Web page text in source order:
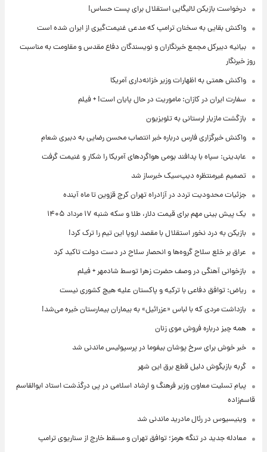
درخواست بازیکن لالیگایی استقلال برای پست حساس!
واکنش بقایی به سخنان ترامپ که مدعی غنیمت‌گیری از ایران شده است
بیانیه دبیرکل مجمع خبرنگاران و نویسندگان دفاع مقدس و مقاومت به مناسبت
روز خبرنگار
واکنش همتی به اظهارات وزیر خزانه‌داری آمریکا
سفارت ایران در کازان: ماموریت در حال پایان است! + فیلم
بازگشت مازیار لرستانی به تلویزیون
واکنش خبرگزاری فارس درباره خبر انتصاب محسن رضایی به دبیری شعام
عابدینی: سپاه با پدافند بومی هواگردهای آمریکا را شکار و غنیمت گرفت
تصمیم غیرمنتظره دیپ‌سیک خبرساز شد
جزئیات محدودیت تردد در آزادراه تهران کرج قزوین تا ماه آینده
یک پیش ‌بینی مهم برای قیمت دلار، طلا و سکه شنبه ۱۷ مرداد ۱۴۰۵
بازیکن به درد نخور استقلال با مقصد اروپا این تیم را ترک کرد!
عراق بر خلع سلاح گروه‌ها و انحصار سلاح در دست دولت تاکید کرد
بازخوانی آهنگی در وصف حضرت زهرا توسط شادمهر + فیلم
ریاض: توافق دفاعی با ترکیه و پاکستان علیه هیچ کشوری نیست
بازداشت مردی که با لباس «عزرائیل» به بیماران بیمارستان خیره می‌شد!
همه چیز درباره فروش موی زنان
خبر خوش برای سرخ پوشان بیفوما در پرسپولیس ماندنی شد
گربه بازیگوش دلیل قطع برق این شهر
پیام تسلیت معاون وزیر فرهنگ و ارشاد اسلامی در پی درگذشت استاد ابوالقاسم
قاسم‌زاده
وینیسیوس در رئال مادرید ماندنی شد
معادله جدید در تنگه هرمز؛ توافق تهران و مسقط خارج از سناریوی ترامپ